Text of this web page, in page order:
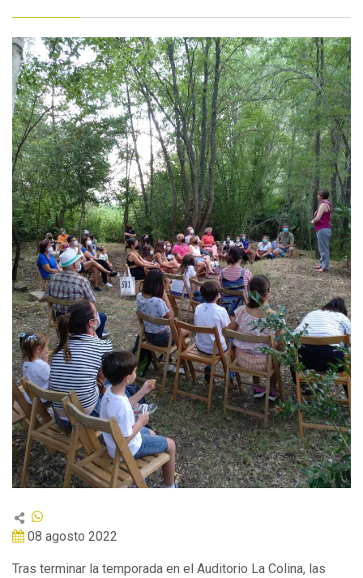
08 agosto 2022
Tras terminar la temporada en el Auditorio La Colina, las